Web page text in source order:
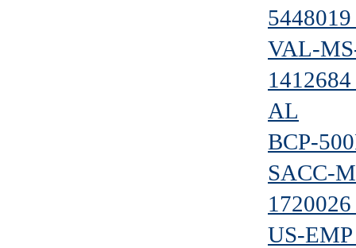
VAL-
AL
BCP-
SACC-
US-